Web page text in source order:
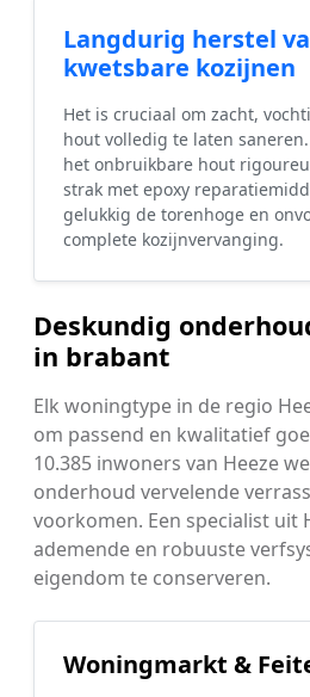
Langdurig herstel
kwetsbare kozijnen
Het is cruciaal om zacht,
hout volledig te laten
het onbruikbare hout
strak met epoxy
gelukkig de torenhoge en
complete kozijnvervanging.
Deskundig
in brabant
Elk woningtype in de regio
om passend en kwalitatief
10.385 inwoners van Heeze
onderhoud vervelende
voorkomen. Een specialist uit
ademende en robuuste
eigendom te conserveren.
Woningmarkt &